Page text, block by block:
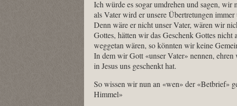
Ich würde es sogar umdrehen und sagen, wir
als Vater wird er unsere Übertretungen
Denn wäre er nicht unser Vater, wären wir
Gottes, hätten wir das Geschenk Gottes
weggetan wären, so könnten wir keine
In dem wir Gott «unser Vater» nennen,
in Jesus uns geschenkt hat.
So wissen wir nun an «wen» der «Betbrief»
Himmel»